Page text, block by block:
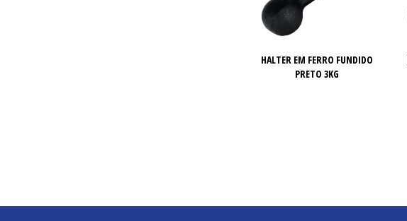
HALTER EM FERRO FUNDIDO
PRETO 3KG